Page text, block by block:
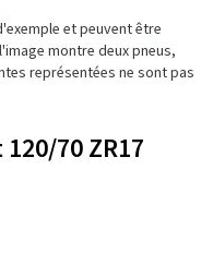
et peuvent être
montre deux pneus,
représentées ne sont pas
70 ZR17